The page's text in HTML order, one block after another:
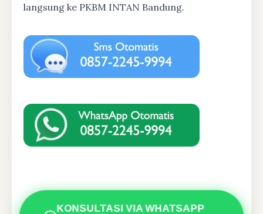
langsung ke PKBM INTAN Bandung.
KONSULTASI VIA WHATSAPP